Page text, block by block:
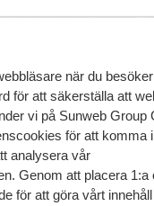
när du
för att säkerställa att
vi på Sunweb Group
för att komma
analysera vår
Genom att placera 1:a
för att göra vårt
mysigt chalet
en skidsemester
finns tillgängliga